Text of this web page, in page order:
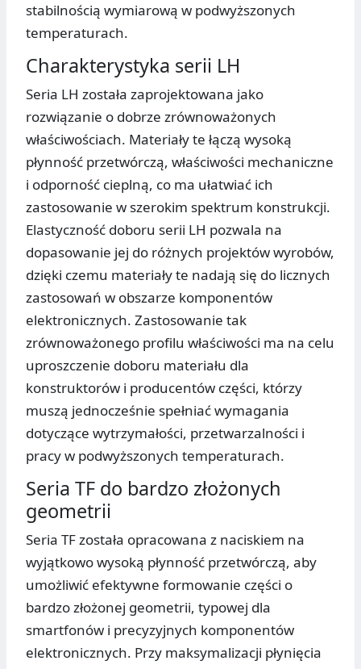
stabilnością wymiarową w podwyższonych
temperaturach.
Charakterystyka serii LH
Seria LH została zaprojektowana jako
rozwiązanie o dobrze zrównoważonych
właściwościach. Materiały te łączą wysoką
płynność przetwórczą, właściwości mechaniczne
i odporność cieplną, co ma ułatwiać ich
zastosowanie w szerokim spektrum konstrukcji.
Elastyczność doboru serii LH pozwala na
dopasowanie jej do różnych projektów wyrobów,
dzięki czemu materiały te nadają się do licznych
zastosowań w obszarze komponentów
elektronicznych. Zastosowanie tak
zrównoważonego profilu właściwości ma na celu
uproszczenie doboru materiału dla
konstruktorów i producentów części, którzy
muszą jednocześnie spełniać wymagania
dotyczące wytrzymałości, przetwarzalności i
pracy w podwyższonych temperaturach.
Seria TF do bardzo złożonych
geometrii
Seria TF została opracowana z naciskiem na
wyjątkowo wysoką płynność przetwórczą, aby
umożliwić efektywne formowanie części o
bardzo złożonej geometrii, typowej dla
smartfonów i precyzyjnych komponentów
elektronicznych. Przy maksymalizacji płynięcia